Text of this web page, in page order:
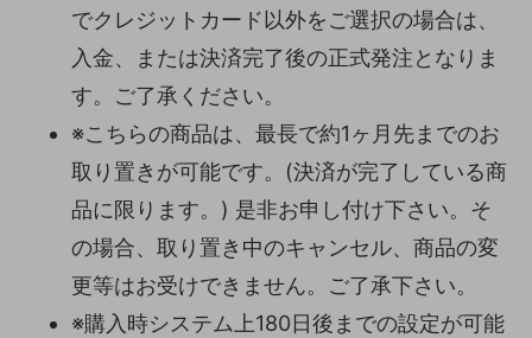
でクレジットカード以外をご選択の場合は、
入金、または決済完了後の正式発注となりま
す。ご了承ください。
※こちらの商品は、最長で約1ヶ月先までのお
取り置きが可能です。(決済が完了している商
品に限ります。) 是非お申し付け下さい。そ
の場合、取り置き中のキャンセル、商品の変
更等はお受けできません。ご了承下さい。
※購入時システム上180日後までの設定が可能